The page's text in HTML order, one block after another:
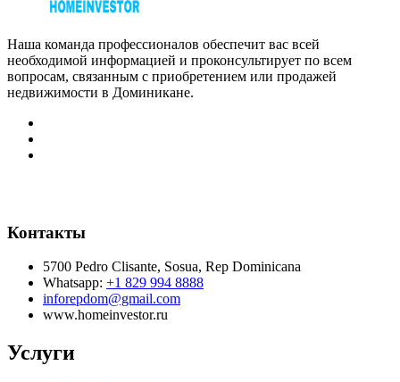
Наша команда профессионалов обеспечит вас всей
необходимой информацией и проконсультирует по всем
вопросам, связанным с приобретением или продажей
недвижимости в Доминикане.
Контакты
5700 Pedro Clisante, Sosua, Rep Dominicana
Whatsapp: +1 829 994 8888
inforepdom@gmail.com
www.homeinvestor.ru
Услуги